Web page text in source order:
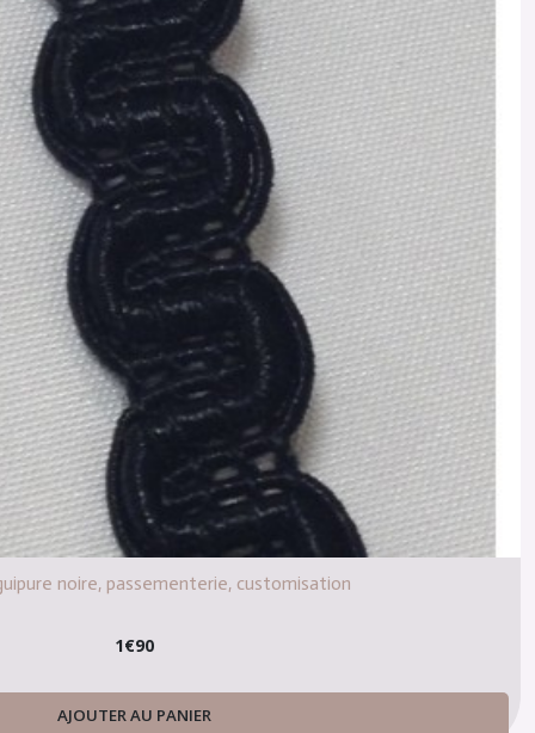
noire, passementerie, customisation
1€90
AJOUTER AU PANIER